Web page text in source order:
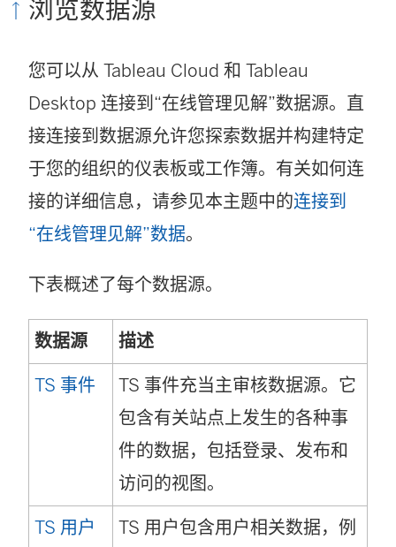
浏览数据源
您可以从 Tableau Cloud 和 Tableau
Desktop 连接到“在线管理见解”数据源。直
接连接到数据源允许您探索数据并构建特定
于您的组织的仪表板或工作簿。有关如何连
接的详细信息，请参见本主题中的连接到
“在线管理见解”数据。
下表概述了每个数据源。
数据源 描述
TS 事件
TS 事件充当主审核数据源。它
包含有关站点上发生的各种事
件的数据，包括登录、发布和
访问的视图。
TS 用户
TS 用户包含用户相关数据，例